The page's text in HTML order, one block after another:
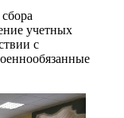
учетных
с